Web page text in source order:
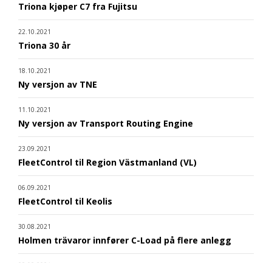
Triona kjøper C7 fra Fujitsu
22.10.2021
Triona 30 år
18.10.2021
Ny versjon av TNE
11.10.2021
Ny versjon av Transport Routing Engine
23.09.2021
FleetControl til Region Västmanland (VL)
06.09.2021
FleetControl til Keolis
30.08.2021
Holmen trävaror innfører C-Load på flere anlegg